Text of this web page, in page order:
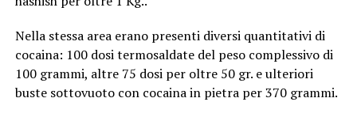
Nella stessa area erano presenti diversi quantitativi di
cocaina: 100 dosi termosaldate del peso complessivo di
100 grammi, altre 75 dosi per oltre 50 gr. e ulteriori
buste sottovuoto con cocaina in pietra per 370 grammi.